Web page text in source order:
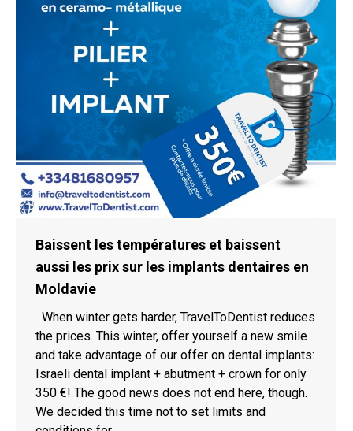
Baissent les températures et baissent
aussi les prix sur les implants dentaires en
Moldavie
When winter gets harder, TravelToDentist reduces
the prices. This winter, offer yourself a new smile
and take advantage of our offer on dental implants:
Israeli dental implant + abutment + crown for only
350 €! The good news does not end here, though.
We decided this time not to set limits and